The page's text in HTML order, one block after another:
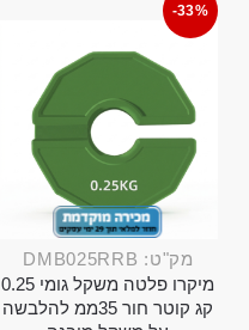
-33%
מק"ט: DMB025RRB
מיקרו פלטה משקל גומי 0.25
קג קוטר חור 35ממ להלבשה